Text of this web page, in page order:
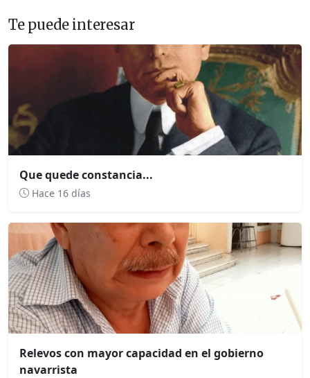
Te puede interesar
Que quede constancia...
Hace 16 días
Relevos con mayor capacidad en el gobierno
navarrista